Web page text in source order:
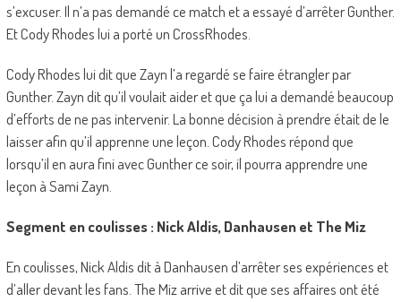
s’excuser. Il n’a pas demandé ce match et a essayé d’arrêter Gunther.
Et Cody Rhodes lui a porté un CrossRhodes.
Cody Rhodes lui dit que Zayn l’a regardé se faire étrangler par
Gunther. Zayn dit qu’il voulait aider et que ça lui a demandé beaucoup
d’efforts de ne pas intervenir. La bonne décision à prendre était de le
laisser afin qu’il apprenne une leçon. Cody Rhodes répond que
lorsqu’il en aura fini avec Gunther ce soir, il pourra apprendre une
leçon à Sami Zayn.
Segment en coulisses : Nick Aldis, Danhausen et The Miz
En coulisses, Nick Aldis dit à Danhausen d’arrêter ses expériences et
d’aller devant les fans. The Miz arrive et dit que ses affaires ont été